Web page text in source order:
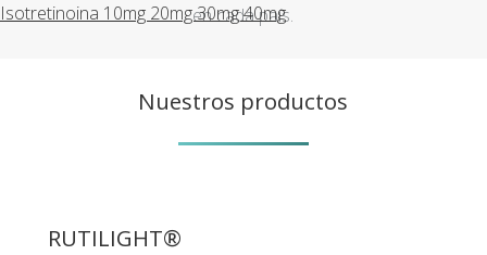
Isotretinoina 10mg 20mg 30mg 40mg
en cada país.
Nuestros productos
RUTILIGHT®